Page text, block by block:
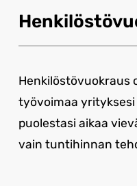
Henkilöstövuokraus
työvoimaa
puolestasi aikaa
vain tuntihinnan